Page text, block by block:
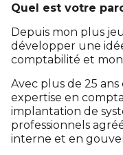
Quel est votre
Depuis mon plus
développer une
comptabilité et
Avec plus de 25
expertise en
implantation de
professionnels
interne et en